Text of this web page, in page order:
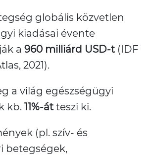
globális közvetlen
kiadásai évente
a 960 milliárd USD-t(IDF
2021).
a világ egészségügyi
kb. 11%-átteszi ki.
(pl. szív- és
betegségek,